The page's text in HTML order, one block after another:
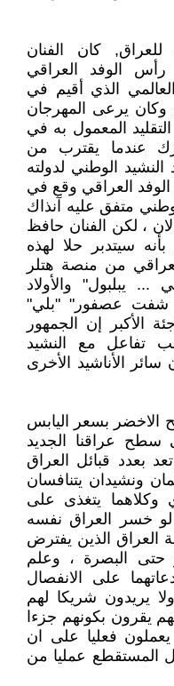
كان الفنان
الوفد العراقي
الذي أقيم في
وكان يرعى المهرجان
المعمول به في
عندما يقترب من
الوطني لدولته
الوفد العراقي وقع في
متفق عليه آنذاك
، لكن الفنان حافظ
سيتدبر حلا لهذه
من منصة هتلر
يبلبول" والأولاد
شفت عصفور" "بلي"
الأكبر إن الجمهور
تفاعل مع النشيد
الأناشيد الأخرى
الاخضر بسعر اليابس
سطح عراقنا الجديد
بعدد قبائل العراق
ونشيدان يتنافسان
يتغذى على
لو خسر العراق نفسه
العراق الذين يفترض
حتى البصرة ، وعلم
على الانفصال
يريدون شريكا لهم
يقرون بكونهم جزءا
فعليا على ان
المستقطع عمليا من